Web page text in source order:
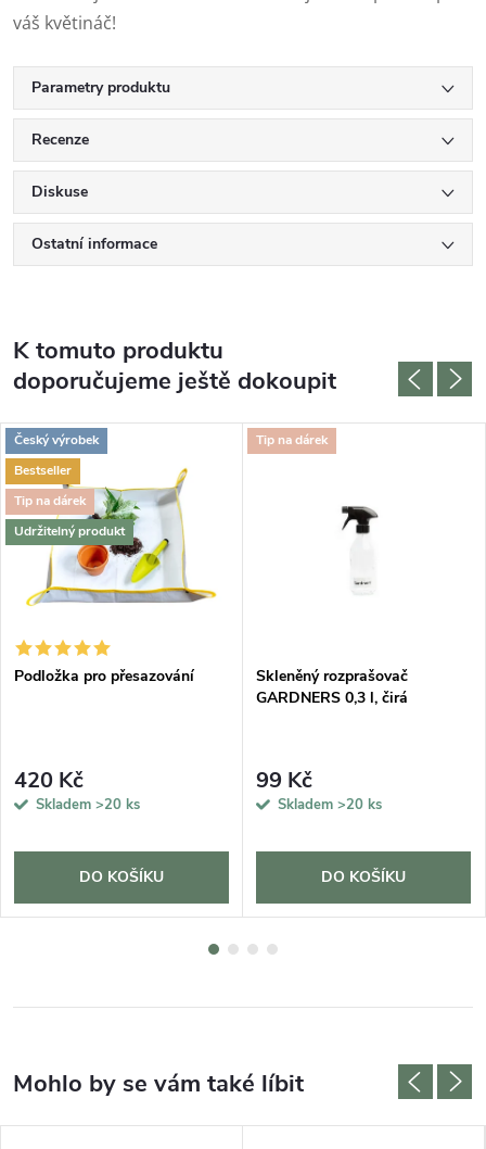
váš květináč!
Parametry produktu
Recenze
Diskuse
Ostatní informace
K tomuto produktu
doporučujeme ještě dokoupit
Český výrobek
Bestseller
Tip na dárek
Udržitelný produkt
Podložka pro přesazování
420 Kč
Skladem >20 ks
DO KOŠÍKU
Tip na dárek
Skleněný rozprašovač
GARDNERS 0,3 l, čirá
99 Kč
Skladem >20 ks
DO KOŠÍKU